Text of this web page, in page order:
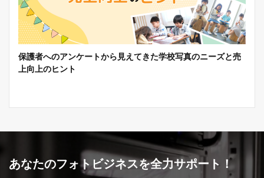
保護者へのアンケートから見えてきた学校写真のニーズと売
上向上のヒント
あなたのフォトビジネスを全力サポート！